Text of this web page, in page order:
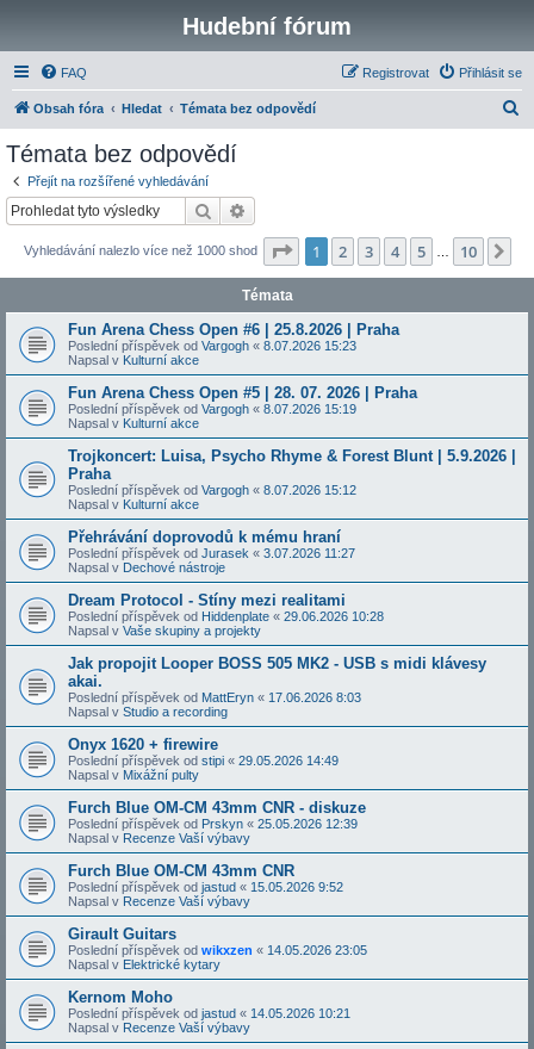
Hudební fórum
FAQ Přihlásit se
Registrovat
Obsah fóra Hledat Témata bez odpovědí
Témata bez odpovědí
Přejít na rozšířené vyhledávání
Hledat
Vyhledávání nalezlo více než 1000 shod Stránka z 10
1 2 3 4 5 10
Témata
Fun Arena Chess Open #6 | 25.8.2026 | Praha
Poslední příspěvek od Vargogh « 8.07.2026 15:23
Napsal v Kulturní akce
Fun Arena Chess Open #5 | 28. 07. 2026 | Praha
Poslední příspěvek od Vargogh « 8.07.2026 15:19
Napsal v Kulturní akce
Trojkoncert: Luisa, Psycho Rhyme & Forest Blunt | 5.9.2026 |
Praha
Poslední příspěvek od Vargogh « 8.07.2026 15:12
Napsal v Kulturní akce
Přehrávání doprovodů k mému hraní
Poslední příspěvek od Jurasek « 3.07.2026 11:27
Napsal v Dechové nástroje
Dream Protocol - Stíny mezi realitami
Poslední příspěvek od Hiddenplate « 29.06.2026 10:28
Napsal v Vaše skupiny a projekty
Jak propojit Looper BOSS 505 MK2 - USB s midi klávesy
akai.
Poslední příspěvek od MattEryn « 17.06.2026 8:03
Napsal v Studio a recording
Onyx 1620 + firewire
Poslední příspěvek od stipi « 29.05.2026 14:49
Napsal v Mixážní pulty
Furch Blue OM-CM 43mm CNR - diskuze
Poslední příspěvek od Prskyn « 25.05.2026 12:39
Napsal v Recenze Vaší výbavy
Furch Blue OM-CM 43mm CNR
Poslední příspěvek od jastud « 15.05.2026 9:52
Napsal v Recenze Vaší výbavy
Girault Guitars
Poslední příspěvek od wikxzen « 14.05.2026 23:05
Napsal v Elektrické kytary
Kernom Moho
Poslední příspěvek od jastud « 14.05.2026 10:21
Napsal v Recenze Vaší výbavy